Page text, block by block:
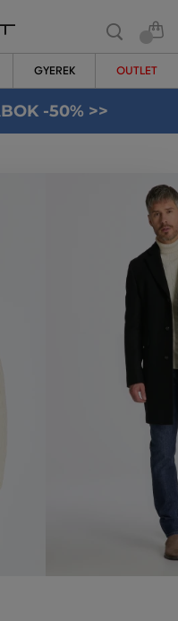
GYEREK OUTLET
-50% >>